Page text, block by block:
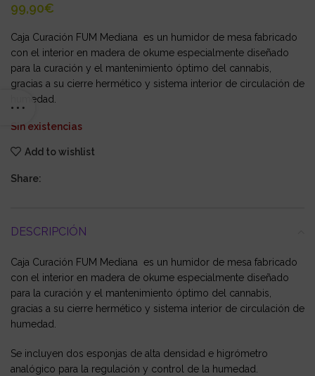
€
Caja Curación FUM Mediana es un humidor de mesa fabricado
con el interior en madera de okume especialmente diseñado
para la curación y el mantenimiento óptimo del cannabis,
gracias a su cierre hermético y sistema interior de circulación de
humedad.
Sin existencias
Add to wishlist
Share:
DESCRIPCIÓN
Caja Curación FUM Mediana es un humidor de mesa fabricado
con el interior en madera de okume especialmente diseñado
para la curación y el mantenimiento óptimo del cannabis,
gracias a su cierre hermético y sistema interior de circulación de
humedad.
Se incluyen dos esponjas de alta densidad e higrómetro
analógico para la regulación y control de la humedad.